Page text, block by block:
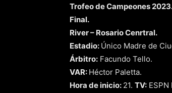
Trofeo de Campeones
Final.
River – Rosario Cenrtral.
Estadio: Único Madre de
Árbitro: Facundo Tello.
VAR: Héctor Paletta.
Hora de inicio: 21. TV: